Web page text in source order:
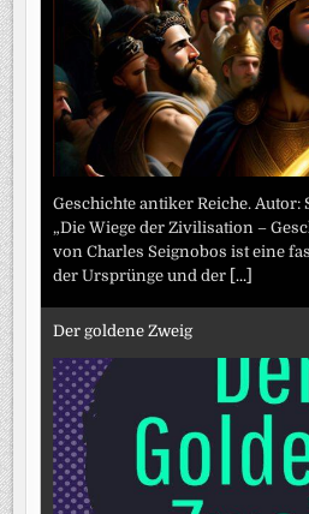
Geschichte antiker Reiche. Autor:
„Die Wiege der Zivilisation –
von Charles Seignobos ist eine
der Ursprünge und der [...]
Der goldene Zweig